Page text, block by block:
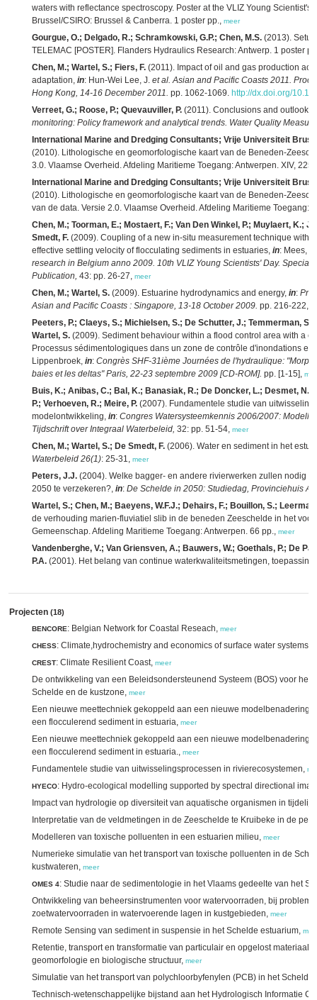
waters with reflectance spectroscopy. Poster at the VLIZ Young
Brussel/CSIRO: Brussel & Canberra. 1 poster pp., meer
Gourgue, O.; Delgado, R.; Schramkowski, G.P.; Chen, M.S. (2013).
TELEMAC [POSTER]. Flanders Hydraulics Research: Antwerp. 1 poster
Chen, M.; Wartel, S.; Fiers, F. (2011). Impact of oil and gas production
adaptation, in: Hun-Wei Lee, J. et al. Asian and Pacific Coasts 2011.
Hong Kong, 14-16 December 2011. pp. 1062-1069. http://dx.doi.org/
Verreet, G.; Roose, P.; Quevauviller, P. (2011). Conclusions and outlook,
monitoring: Policy framework and analytical trends. Water Quality
International Marine and Dredging Consultants; Vrije Universiteit
(2010). Lithologische en geomorfologische kaart van de Beneden-
3.0. Vlaamse Overheid. Afdeling Maritieme Toegang: Antwerpen. XIV, 225
International Marine and Dredging Consultants; Vrije Universiteit
(2010). Lithologische en geomorfologische kaart van de Beneden-
van de data. Versie 2.0. Vlaamse Overheid. Afdeling Maritieme Toegang:
Chen, M.; Toorman, E.; Mostaert, F.; Van Den Winkel, P.; Muylaert, K.;
Smedt, F. (2009). Coupling of a new in-situ measurement technique with
effective settling velocity of flocculating sediments in estuaries, in: Mees, J.
research in Belgium anno 2009. 10th VLIZ Young Scientists' Day.
Publication, 43: pp. 26-27, meer
Chen, M.; Wartel, S. (2009). Estuarine hydrodynamics and energy, in:
Asian and Pacific Coasts : Singapore, 13-18 October 2009. pp. 216-222,
Peeters, P.; Claeys, S.; Michielsen, S.; De Schutter, J.; Temmerman,
Wartel, S. (2009). Sediment behaviour within a flood control area with a
Processus sédimentologiques dans un zone de contrôle d'inondations et
Lippenbroek, in: Congrès SHF-31ième Journées de l'hydraulique:
baies et les deltas" Paris, 22-23 septembre 2009 [CD-ROM]. pp. [1-15],
Buis, K.; Anibas, C.; Bal, K.; Banasiak, R.; De Doncker, L.; Desmet, N.;
P.; Verhoeven, R.; Meire, P. (2007). Fundamentele studie van
modelontwikkeling, in: Congres Watersysteemkennis 2006/2007:
Tijdschrift over Integraal Waterbeleid, 32: pp. 51-54, meer
Chen, M.; Wartel, S.; De Smedt, F. (2006). Water en sediment in het
Waterbeleid 26(1): 25-31, meer
Peters, J.J. (2004). Welke bagger- en andere rivierwerken zullen nodig
2050 te verzekeren?, in: De Schelde in 2050: Studiedag, Provinciehuis
Wartel, S.; Chen, M.; Baeyens, W.F.J.; Dehairs, F.; Bouillon, S.;
de verhouding marien-fluviatiel slib in de beneden Zeeschelde in het
Gemeenschap. Afdeling Maritieme Toegang: Antwerpen. 66 pp., meer
Vandenberghe, V.; Van Griensven, A.; Bauwers, W.; Goethals, P.; De
P.A. (2001). Het belang van continue waterkwaliteitsmetingen,
Projecten (18)
BENCORE: Belgian Network for Coastal Reseach, meer
CHESS: Climate,hydrochemistry and economics of surface water systems,
CREST: Climate Resilient Coast, meer
De ontwikkeling van een Beleidsondersteunend Systeem (BOS) voor het
Schelde en de kustzone, meer
Een nieuwe meettechniek gekoppeld aan een nieuwe modelbenadering
een flocculerend sediment in estuaria, meer
Een nieuwe meettechniek gekoppeld aan een nieuwe modelbenadering
een flocculerend sediment in estuaria., meer
Fundamentele studie van uitwisselingsprocessen in rivierecosystemen,
HYECO: Hydro-ecological modelling supported by spectral directional
Impact van hydrologie op diversiteit van aquatische organismen in
Interpretatie van de veldmetingen in de Zeeschelde te Kruibeke in de
Modelleren van toxische polluenten in een estuarien milieu, meer
Numerieke simulatie van het transport van toxische polluenten in de
kustwateren, meer
OMES 4: Studie naar de sedimentologie in het Vlaams gedeelte van het
Ontwikkeling van beheersinstrumenten voor watervoorraden, bij
zoetwatervoorraden in watervoerende lagen in kustgebieden, meer
Remote Sensing van sediment in suspensie in het Schelde estuarium,
Retentie, transport en transformatie van particulair en opgelost materiaal
geomorfologie en biologische structuur, meer
Simulatie van het transport van polychloorbyfenylen (PCB) in het
Technisch-wetenschappelijke bijstand aan het Hydrologisch Informatie